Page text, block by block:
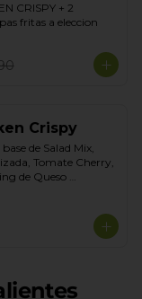
CRISPY + 2
fritas a eleccion
Crispy
de Salad Mix,
Tomate Cherry,
de Queso